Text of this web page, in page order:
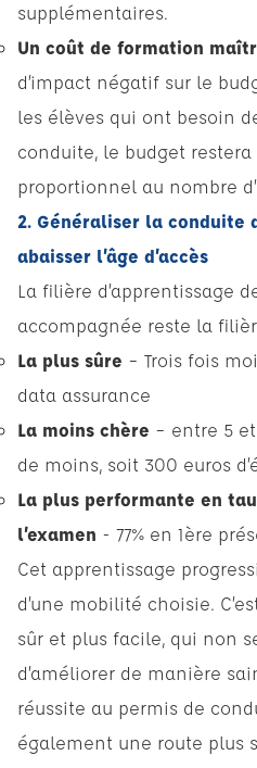
supplémentaires.
Un coût de formation
d’impact négatif sur le
les élèves qui ont besoin
conduite, le budget
proportionnel au nombre
2. Généraliser la conduite
abaisser l’âge d’accès
La filière d’apprentissage
accompagnée reste la
La plus sûre – Trois fois
data assurance
La moins chère – entre 5
de moins, soit 300 euros
La plus performante en
l’examen - 77% en 1ère
Cet apprentissage
d’une mobilité choisie.
sûr et plus facile, qui non
d’améliorer de manière
réussite au permis de
également une route plus